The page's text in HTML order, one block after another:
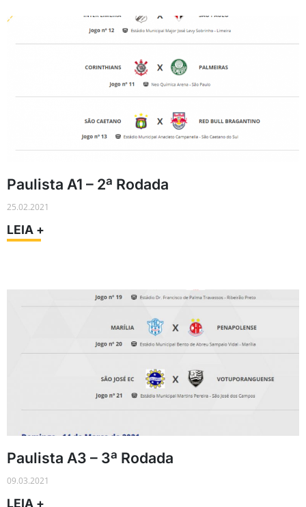
Paulista A1 – 2ª Rodada
25.02.2021
LEIA +
Paulista A3 – 3ª Rodada
09.03.2021
LEIA +